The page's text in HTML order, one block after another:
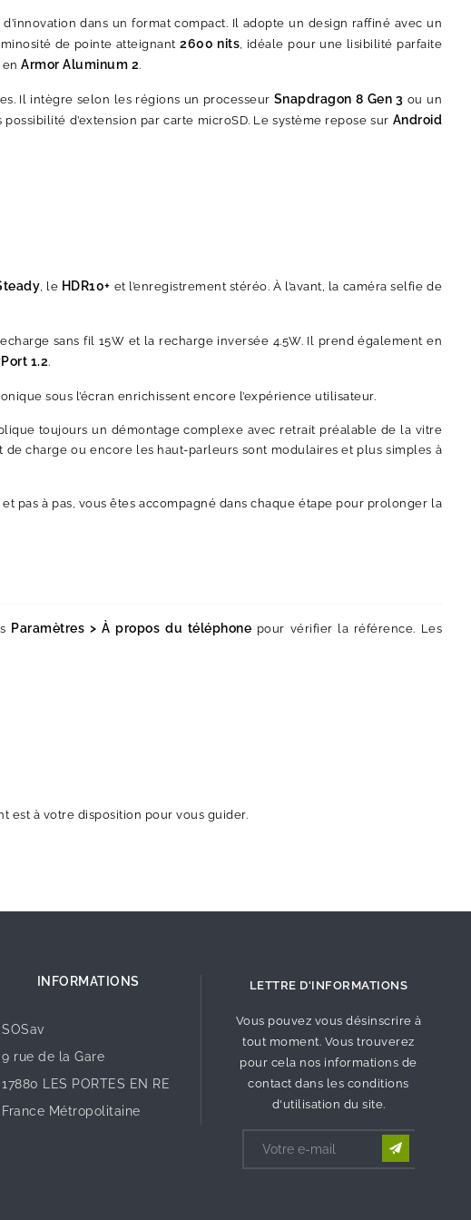
dans un format compact. Il adopte un design raffiné avec un
de pointe atteignant2600 nits , idéale pour une lisibilité parfaite
en Armor Aluminum 2.
Il intègre selon les régions un processeur Snapdragon 8 Gen 3 ou un
d’extension par carte microSD. Le système repose sur Android
, le HDR10+ et l’enregistrement stéréo. À l’avant, la caméra selfie de
sans fil 15W et la recharge inversée 4.5W. Il prend également en
1.2.
sous l’écran enrichissent encore l’expérience utilisateur.
toujours un démontage complexe avec retrait préalable de la vitre
charge ou encore les haut-parleurs sont modulaires et plus simples à
pas à pas, vous êtes accompagné dans chaque étape pour prolonger la
Paramètres > À propos du téléphone pour vérifier la référence. Les
est à votre disposition pour vous guider.
INFORMATIONS
SOSav
9 rue de la Gare
17880 LES PORTES EN RE
France Métropolitaine
LETTRE D'INFORMATIONS
Vous pouvez vous désinscrire à
tout moment. Vous trouverez
pour cela nos informations de
contact dans les conditions
d'utilisation du site.